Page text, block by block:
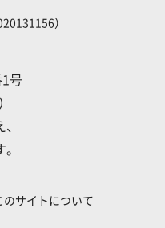
）
号
のサイトについて